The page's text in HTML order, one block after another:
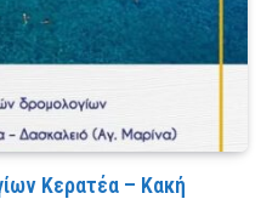
Κερατέα – Κακή